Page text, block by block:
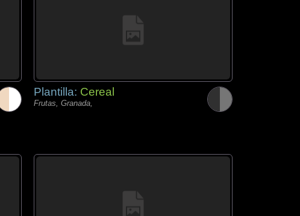
Plantilla: Cereal
Frutas, Granada,